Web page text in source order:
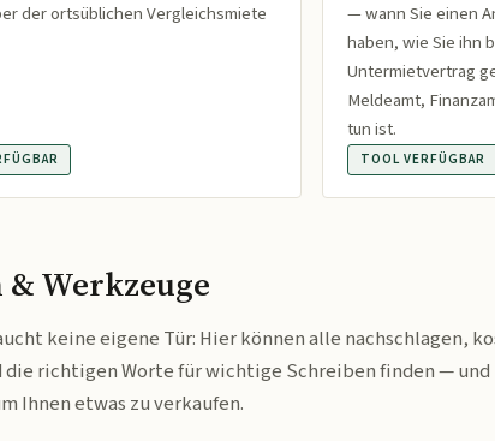
der ortsüblichen Vergleichsmiete
— wann Sie einen
haben, wie Sie ihn
Untermietvertrag
Meldeamt,
tun ist.
TOOL VERFÜGBAR
& Werkzeuge
keine eigene Tür: Hier können alle nachschlagen,
die richtigen Worte für wichtige Schreiben finden —
Ihnen etwas zu verkaufen.